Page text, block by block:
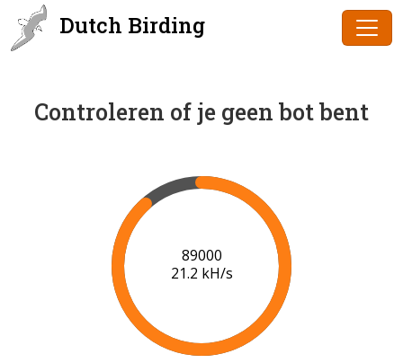
Dutch Birding
Controleren of je geen bot bent
91000
21.3 kH/s